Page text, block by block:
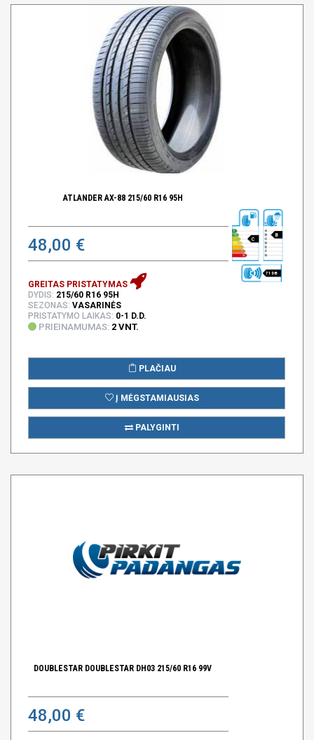
ATLANDER AX-88 215/60 R16 95H
48,00 € C
B
71 DB
GREITAS PRISTATYMAS
DYDIS: 215/60 R16 95H
SEZONAS: VASARINĖS
PRISTATYMO LAIKAS: 0-1 D.D.
PRIEINAMUMAS: 2 VNT.
PLAČIAU
Į MĖGSTAMIAUSIAS
PALYGINTI
DOUBLESTAR DOUBLESTAR DH03 215/60 R16 99V
48,00 €